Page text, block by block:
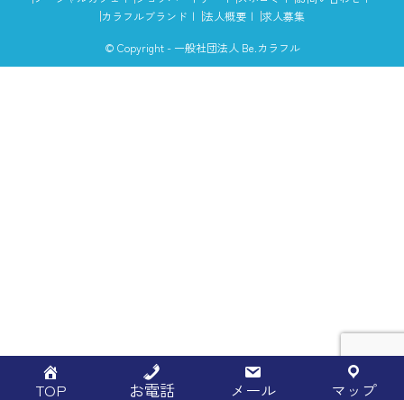
カラフルブランド
法人概要 求人募集
© Copyright - 一般社団法人 Be.カラフル
TOP お電話 メール マップ